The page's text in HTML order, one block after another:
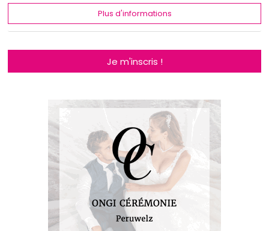
Plus d'informations
Je m'inscris !